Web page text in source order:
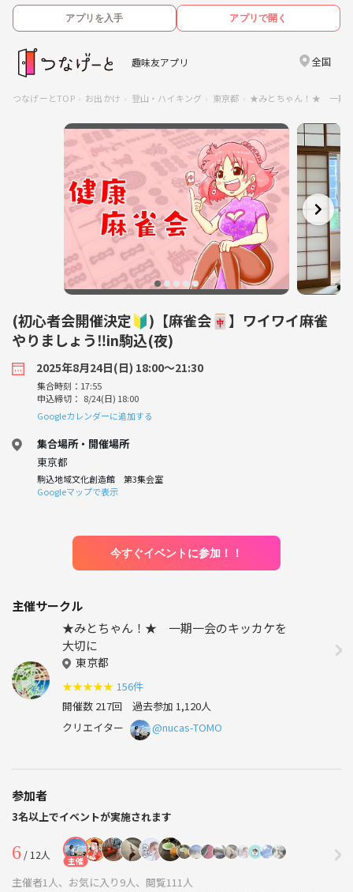
アプリを入手 アプリで開く
趣味友アプリ 全国
つなげーとTOP お出かけ 登山・ハイキング 東京都 ★みとちゃん！★ 一期
(初心者会開催決定🔰)【麻雀会🀄️】ワイワイ麻雀
やりましょう‼️in駒込(夜)
2025年8月24日(日) 18:00〜21:30
集合時刻：17:55
申込締切： 8/24(日) 18:00
Googleカレンダーに追加する
集合場所・開催場所
東京都
駒込地域文化創造館 第3集会室
Googleマップで表示
今すぐイベントに参加！！
主催サークル
★みとちゃん！★ 一期一会のキッカケを
大切に
東京都
★★★★★ 156件
開催数 217回 過去参加 1,120人
クリエイター
@nucas-TOMO
参加者
3名以上でイベントが実施されます
6/ 12人 主催
主催者1人、お気に入り9人、閲覧111人